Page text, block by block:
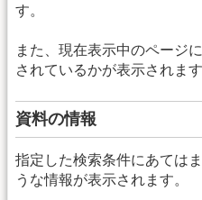
す。
また、現在表示中のページ
されているかが表示されます
資料の情報
指定した検索条件にあては
うな情報が表示されます。